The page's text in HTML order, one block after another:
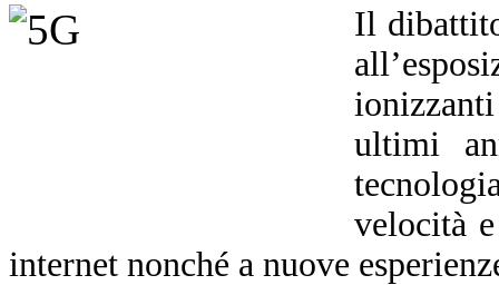
Il
ultimi
velocità
internet nonché a nuove